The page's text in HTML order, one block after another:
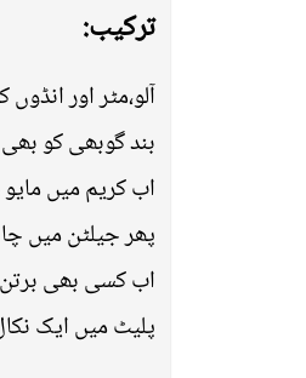
ترکیب:
آلو،مٹر اور
بند گوبھی کو
اب کریم میں
پھر جیلٹن میں
اب کسی بھی برتن
پلیٹ میں ایک